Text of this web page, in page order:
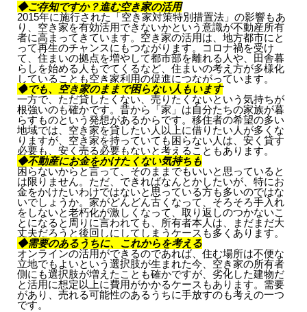
◆ご存知ですか？進む空き家の活用
2015年に施行された「空き家対策特別措置法」の影響もあ
り、空き家を有効活用できないかという意識が不動産所有
者に高まってきています。空き家の活用は、地方都市にと
って再生のチャンスにもつながります。コロナ禍を受け
て、住まいの拠点を増やして都市部を離れる人や、田舎暮
らしを始める人もでてくるなど、住まいの考え方が多様化
していることも空き家利用の促進につながっています。
◆でも、空き家のままで困らない人もいます
一方で、ただ貸したくない、売りたくないという気持ちが
根強いのも確かです。昔から「家」は自分たちの家族が暮
らすものという発想があるからです。移住者の希望の多い
地域では、空き家を貸したい人以上に借りたい人が多くな
りますが、空き家を持っていても困らない人は、安く貸す
必要も、安く売る必要もないと考えることもあります。
◆不動産にお金をかけたくない気持ちも
困らないからと言って、そのままでもいいと思っていると
は限りません。ただ、できればなんとかしたいが、特にお
金をかけたいわけではないと思っている方も多いのではな
いでしょうか。家がどんどん古くなって、そろそろ手入れ
をしないと老朽化が激しくなって、取り返しのつかないこ
とになると周りに言われても、所有者本人は、まだまだ大
丈夫だろうと後回しにしてしまうケースも多くあります。
◆需要のあるうちに、これからを考える
オンラインの活用ができるのであれば、住む場所は不便な
立地でもよいという選択肢が生まれた今、空き家の所有者
側にも選択肢が増えたことも確かですが、劣化した建物だ
と活用に想定以上に費用がかかるケースもあります。需要
があり、売れる可能性のあるうちに手放すのも考えの一つ
です。